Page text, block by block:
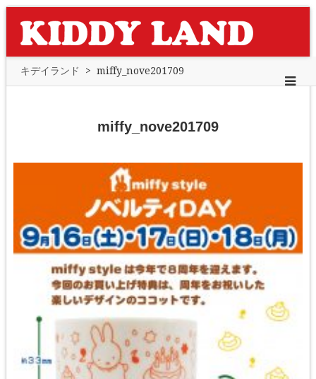
キデイランド > miffy_nove201709
miffy_nove201709